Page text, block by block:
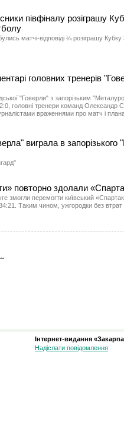
півфіналу розіграшу
матчі-відповіді ¼ розіграшу
головних тренерів
"Говерли" з запорізьким
головні тренери команд Олександр
враженнями про матч і
виграла в запорізького
повторно здолали
змогли перемогти київський
Таким чином, ужгородки без втрат
Інтернет-видання
Надіслати повідомлення